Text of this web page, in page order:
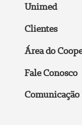
Unimed
Clientes
Área do
Fale Conosco
Comunicação